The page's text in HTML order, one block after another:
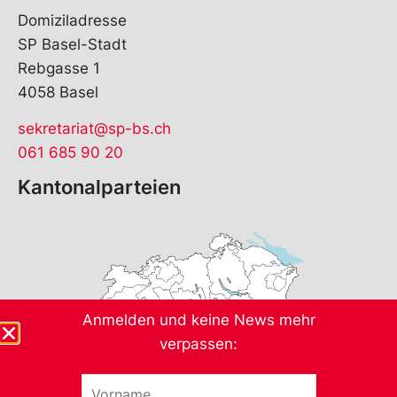
Domiziladresse
SP Basel-Stadt
Rebgasse 1
4058 Basel
sekretariat@sp-bs.ch
061 685 90 20
Kantonalparteien
Anmelden und keine News mehr
verpassen: